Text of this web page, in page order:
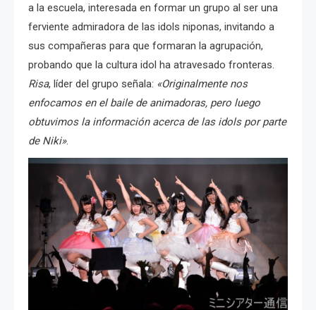
a la escuela, interesada en formar un grupo al ser una
ferviente admiradora de las idols niponas, invitando a
sus compañeras para que formaran la agrupación,
probando que la cultura idol ha atravesado fronteras.
Risa, líder del grupo señala: «Originalmente nos
enfocamos en el baile de animadoras, pero luego
obtuvimos la información acerca de las idols por parte
de Niki».